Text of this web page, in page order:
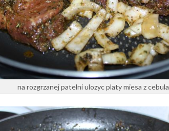
na rozgrzanej patelni ulozyc platy miesa z cebula